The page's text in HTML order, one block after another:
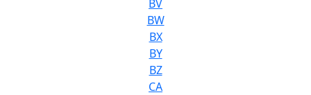
BV
BW
BX
BY
BZ
CA